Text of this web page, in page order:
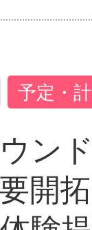
予定・
ン
開